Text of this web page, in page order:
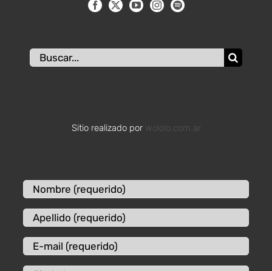
Buscar:
Sitio realizado por wololo.com.ar